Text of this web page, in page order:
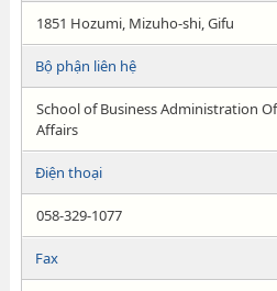
1851 Hozumi, Mizuho-shi, Gifu
Bộ phận liên hệ
School of Business Administration
Affairs
Điện thoại
058-329-1077
Fax